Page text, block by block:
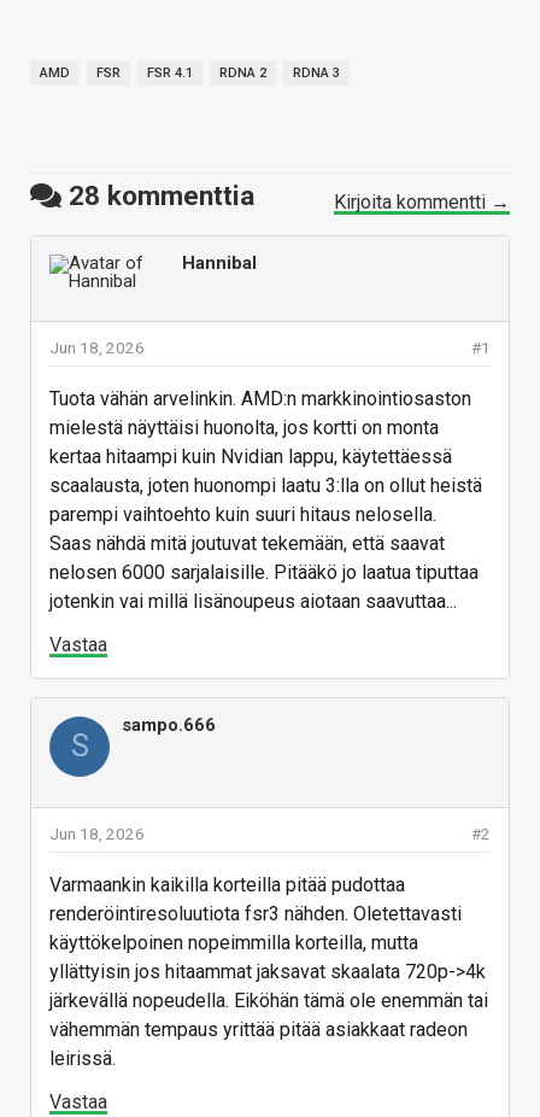
AMD FSR FSR 4.1 RDNA 2 RDNA 3
28 kommenttia Kirjoita kommentti →
Hannibal
#1
Jun 18, 2026
Tuota vähän arvelinkin. AMD:n markkinointiosaston
mielestä näyttäisi huonolta, jos kortti on monta
kertaa hitaampi kuin Nvidian lappu, käytettäessä
scaalausta, joten huonompi laatu 3:lla on ollut heistä
parempi vaihtoehto kuin suuri hitaus nelosella.
Saas nähdä mitä joutuvat tekemään, että saavat
nelosen 6000 sarjalaisille. Pitääkö jo laatua tiputtaa
jotenkin vai millä lisänoupeus aiotaan saavuttaa...
Vastaa
S
sampo.666
#2
Jun 18, 2026
Varmaankin kaikilla korteilla pitää pudottaa
renderöintiresoluutiota fsr3 nähden. Oletettavasti
käyttökelpoinen nopeimmilla korteilla, mutta
yllättyisin jos hitaammat jaksavat skaalata 720p->4k
järkevällä nopeudella. Eiköhän tämä ole enemmän tai
vähemmän tempaus yrittää pitää asiakkaat radeon
leirissä.
Vastaa